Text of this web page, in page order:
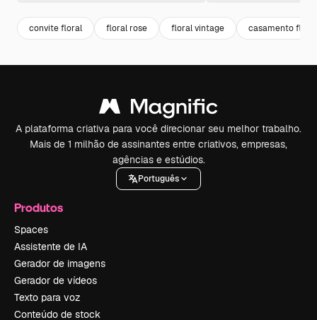
convite floral floral rose floral vintage casamento floral
A plataforma criativa para você direcionar seu melhor trabalho.
Mais de 1 milhão de assinantes entre criativos, empresas,
agências e estúdios.
Português
Produtos
Spaces
Assistente de IA
Gerador de imagens
Gerador de vídeos
Texto para voz
Conteúdo de stock